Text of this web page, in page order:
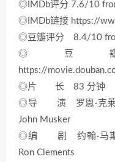
◎IMDb评分 7.6/10
◎IMDb链接 https://
◎豆瓣评分 8.4/10
◎豆
https://
◎片 长 83 分钟
◎导 演 罗恩·克莱蒙
John Musker
◎编 剧 约翰·马斯
Ron Clements